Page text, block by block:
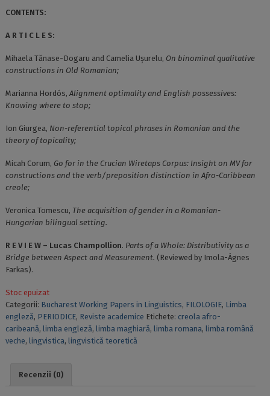
CONTENTS:
A R T I C L E S:
Mihaela Tănase-Dogaru and Camelia Uşurelu, On binominal qualitative
constructions in Old Romanian;
Marianna Hordós, Alignment optimality and English possessives:
Knowing where to stop;
Ion Giurgea, Non-referential topical phrases in Romanian and the
theory of topicality;
Micah Corum, Go for in the Crucian Wiretaps Corpus: Insight on MV for
constructions and the verb/preposition distinction in Afro-Caribbean
creole;
Veronica Tomescu, The acquisition of gender in a Romanian-
Hungarian bilingual setting.
R E V I E W – Lucas Champollion. Parts of a Whole: Distributivity as a
Bridge between Aspect and Measurement. (Reviewed by Imola-Ágnes
Farkas).
Stoc epuizat
Categorii: Bucharest Working Papers in Linguistics, FILOLOGIE, Limba
engleză, PERIODICE, Reviste academice Etichete: creola afro-
caribeană, limba engleză, limba maghiară, limba romana, limba română
veche, lingvistica, lingvistică teoretică
Recenzii (0)